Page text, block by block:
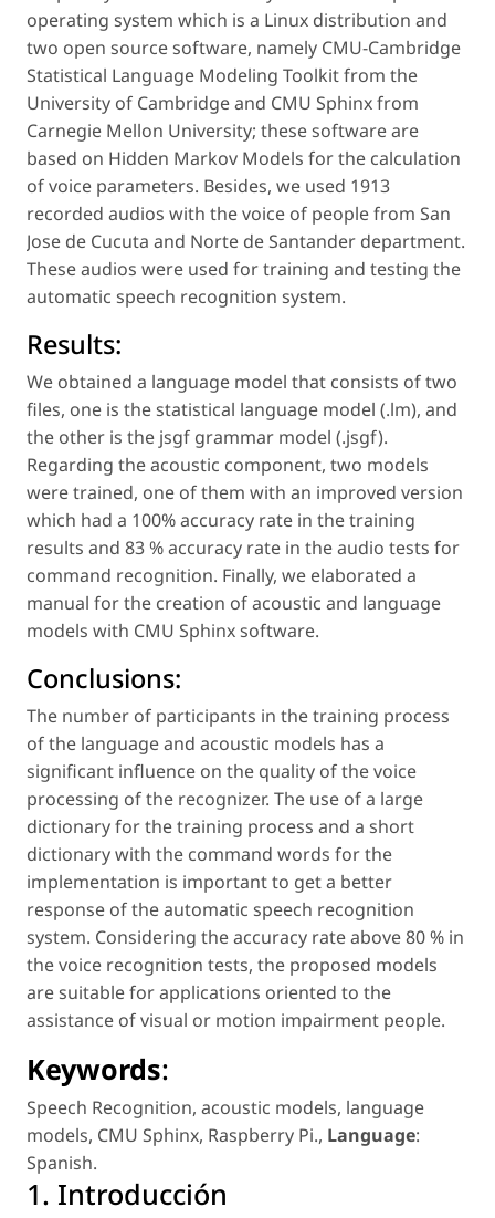
operating system which is a Linux distribution and
two open source software, namely CMU-Cambridge
Statistical Language Modeling Toolkit from the
University of Cambridge and CMU Sphinx from
Carnegie Mellon University; these software are
based on Hidden Markov Models for the calculation
of voice parameters. Besides, we used 1913
recorded audios with the voice of people from San
Jose de Cucuta and Norte de Santander department.
These audios were used for training and testing the
automatic speech recognition system.
Results:
We obtained a language model that consists of two
files, one is the statistical language model (.lm), and
the other is the jsgf grammar model (.jsgf).
Regarding the acoustic component, two models
were trained, one of them with an improved version
which had a 100% accuracy rate in the training
results and 83 % accuracy rate in the audio tests for
command recognition. Finally, we elaborated a
manual for the creation of acoustic and language
models with CMU Sphinx software.
Conclusions:
The number of participants in the training process
of the language and acoustic models has a
significant influence on the quality of the voice
processing of the recognizer. The use of a large
dictionary for the training process and a short
dictionary with the command words for the
implementation is important to get a better
response of the automatic speech recognition
system. Considering the accuracy rate above 80 % in
the voice recognition tests, the proposed models
are suitable for applications oriented to the
assistance of visual or motion impairment people.
Keywords:
Speech Recognition, acoustic models, language
models, CMU Sphinx, Raspberry Pi., Language:
Spanish.
1. Introducción